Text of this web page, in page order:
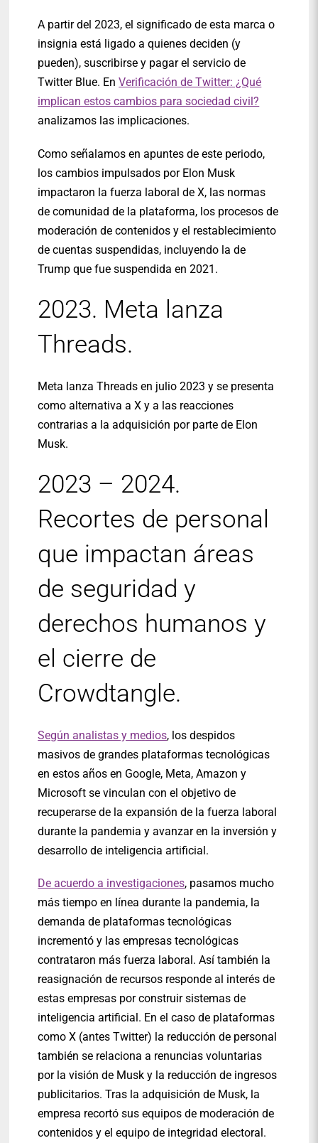
A partir del 2023, el significado de esta marca o
insignia está ligado a quienes deciden (y
pueden), suscribirse y pagar el servicio de
Twitter Blue. EnVerificación de Twitter: ¿Qué
implican estos cambios para sociedad civil?
analizamos las implicaciones.
Como señalamos en apuntes de este periodo,
los cambios impulsados por Elon Musk
impactaron la fuerza laboral de X, las normas
de comunidad de la plataforma, los procesos de
moderación de contenidos y el restablecimiento
de cuentas suspendidas, incluyendo la de
Trump que fue suspendida en 2021.
2023. Meta lanza
Threads.
Meta lanza Threads en julio 2023 y se presenta
como alternativa a X y a las reacciones
contrarias a la adquisición por parte de Elon
Musk.
2023 – 2024.
Recortes de personal
que impactan áreas
de seguridad y
derechos humanos y
el cierre de
Crowdtangle.
Según analistas y medios, los despidos
masivos de grandes plataformas tecnológicas
en estos años en Google, Meta, Amazon y
Microsoft se vinculan con el objetivo de
recuperarse de la expansión de la fuerza laboral
durante la pandemia y avanzar en la inversión y
desarrollo de inteligencia artificial.
De acuerdo a investigaciones, pasamos mucho
más tiempo en línea durante la pandemia, la
demanda de plataformas tecnológicas
incrementó y las empresas tecnológicas
contrataron más fuerza laboral. Así también la
reasignación de recursos responde al interés de
estas empresas por construir sistemas de
inteligencia artificial. En el caso de plataformas
como X (antes Twitter) la reducción de personal
también se relaciona a renuncias voluntarias
por la visión de Musk y la reducción de ingresos
publicitarios. Tras la adquisición de Musk, la
empresa recortó sus equipos de moderación de
contenidos y el equipo de integridad electoral.